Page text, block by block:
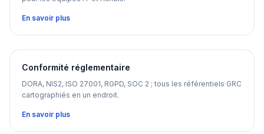
En savoir plus
Conformité réglementaire
DORA, NIS2, ISO 27001, RGPD, SOC 2 ; tous les référentiels GRC
cartographiés en un endroit.
En savoir plus